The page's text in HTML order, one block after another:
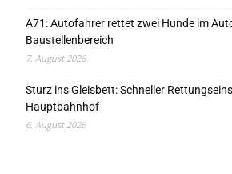
A71: Autofahrer rettet zwei Hunde im
Baustellenbereich
7. August 2026
Sturz ins Gleisbett: Schneller
Hauptbahnhof
6. August 2026